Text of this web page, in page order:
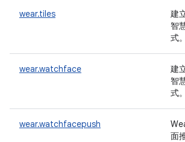
wear.tiles
建
智
式。
wear.watchface
建
智
式。
wear.watchfacepush
面